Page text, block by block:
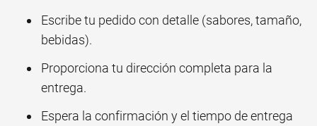
Escribe tu pedido con detalle (sabores, tamaño,
bebidas).
Proporciona tu dirección completa para la
entrega.
Espera la confirmación y el tiempo de entrega